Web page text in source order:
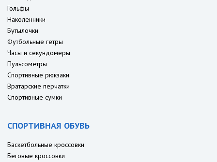
Гольфы
Наколенники
Бутылочки
Футбольные гетры
Часы и секундомеры
Пульсометры
Спортивные рюкзаки
Вратарские перчатки
Спортивные сумки
СПОРТИВНАЯ ОБУВЬ
Баскетбольные кроссовки
Беговые кроссовки